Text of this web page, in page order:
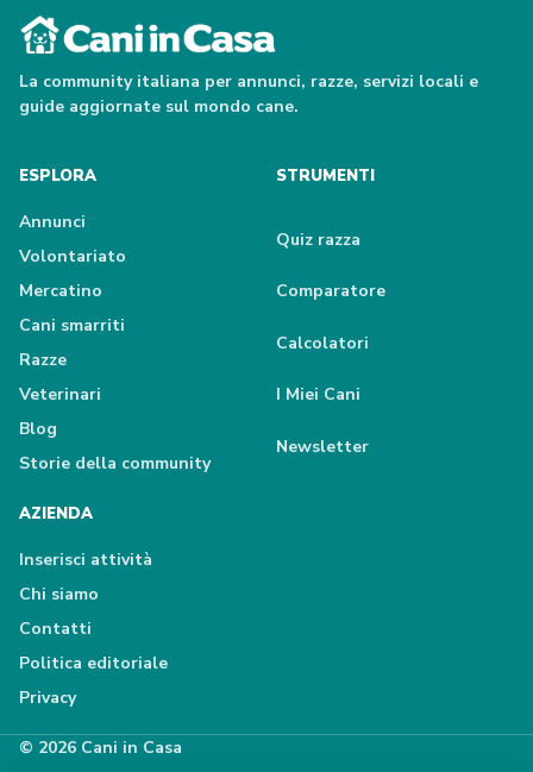
La community italiana per annunci, razze, servizi locali e
guide aggiornate sul mondo cane.
ESPLORA
Annunci
Volontariato
Mercatino
Cani smarriti
Razze
Veterinari
Blog
Storie della community
STRUMENTI
Quiz razza
Comparatore
Calcolatori
I Miei Cani
Newsletter
AZIENDA
Inserisci attività
Chi siamo
Contatti
Politica editoriale
Privacy
© 2026 Cani in Casa